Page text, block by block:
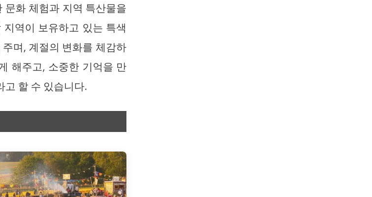
화 체험과 지역 특산물을
지역이 보유하고 있는 특색
며, 계절의 변화를 체감하
해주고, 소중한 기억을 만
고 할 수 있습니다.